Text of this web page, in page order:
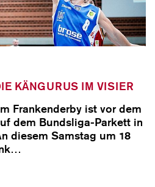
KÄNGURUS IM VISIER
Frankenderby ist vor dem
dem Bundsliga-Parkett in
diesem Samstag um 18